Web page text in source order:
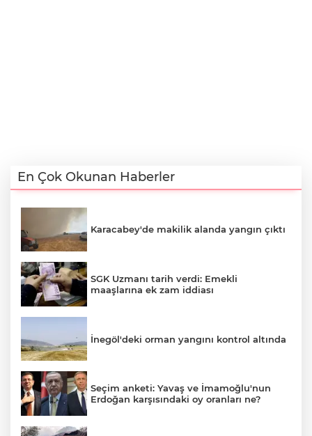
En Çok Okunan Haberler
Karacabey'de makilik alanda yangın çıktı
SGK Uzmanı tarih verdi: Emekli
maaşlarına ek zam iddiası
İnegöl'deki orman yangını kontrol altında
Seçim anketi: Yavaş ve İmamoğlu'nun
Erdoğan karşısındaki oy oranları ne?